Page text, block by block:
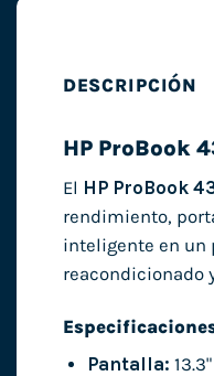
DESCRIPCIÓN
HP ProBook
El HP ProBook
rendimiento,
inteligente en un
reacondicionado
Pantalla: